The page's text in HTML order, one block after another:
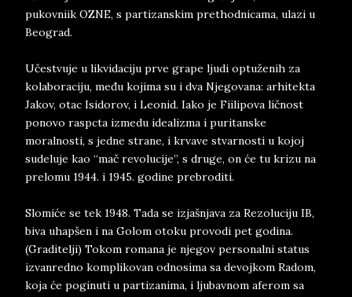
pukovniik OZNE, s partizanskim prethodnicama, ulazi u
Beograd.
Učestvuje u likvidaciju prve grape ljudi optuženih za
kolaboraciju, među kojima su i dva Njegovana: arhitekta
Jakov, otac Isidorov, i Leonid. Iako je Fiilipova ličnost
ponovo raspcta izmedu idealizma i puritanske
moralnosti, s jedne strane, i krvave stvarnosti u kojoj
sudeluje kao “mač revolucije”, s druge, on će tu krizu na
prelomu 1944. i 1945. godine prebroditi.
Slomiće se tek 1948. Tada se izjašnjava za Rezoluciju IB,
biva uhapšen i na Golom otoku provodi pet godina.
(Graditelji) Tokom romana je njegov personalni status
izvanredno komplikovan odnosima sa devojkom Radom,
koja će poginuti u partizanima, i ljubavnom aferom sa